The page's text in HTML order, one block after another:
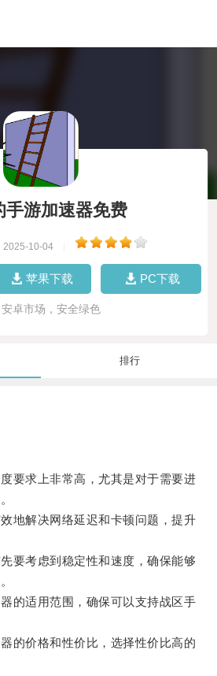
手游加速器免费
2025-10-04
苹果下载 PC下载
安卓市场，安全绿色
排行
求上非常高，尤其是对于需要进
解决网络延迟和卡顿问题，提升
考虑到稳定性和速度，确保能够
适用范围，确保可以支持战区手
价格和性价比，选择性价比高的